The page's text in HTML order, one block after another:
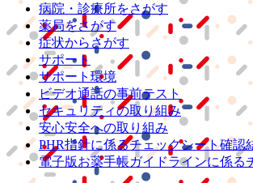
病院・診療所をさがす
薬局をさがす
症状からさがす
サポート
サポート環境
ビデオ通話の事前テスト
セキュリティの取り組み
安心安全への取り組み
PHR指針に係るチェックシート確認
電子版お薬手帳ガイドラインに係る